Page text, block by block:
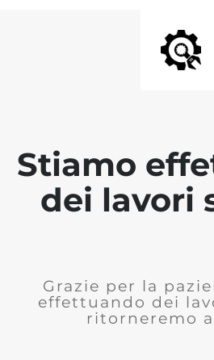
Stiamo
dei lavori
Grazie per la
effettuando dei
ritorneremo